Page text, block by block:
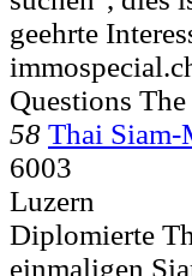
geehrte
Questions
58 Thai Siam-
6003
Luzern
Diplomierte
einmaligen